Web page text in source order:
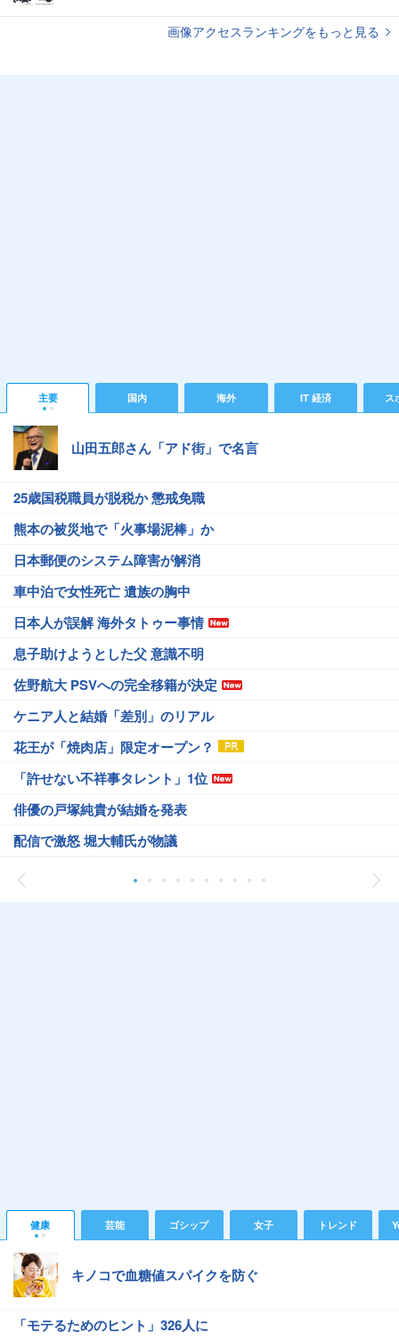
画像アクセスランキングをもっと見る
主要 国内 海外 IT 経済 ス
山田五郎さん「アド街」で名言
25歳国税職員が脱税か 懲戒免職
熊本の被災地で「火事場泥棒」か
日本郵便のシステム障害が解消
車中泊で女性死亡 遺族の胸中
日本人が誤解 海外タトゥー事情
息子助けようとした父 意識不明
佐野航大 PSVへの完全移籍が決定
ケニア人と結婚「差別」のリアル
花王が「焼肉店」限定オープン？
「許せない不祥事タレント」1位
俳優の戸塚純貴が結婚を発表
配信で激怒 堀大輔氏が物議
健康 芸能 ゴシップ 女子 トレンド
キノコで血糖値スパイクを防ぐ
「モテるためのヒント」326人に